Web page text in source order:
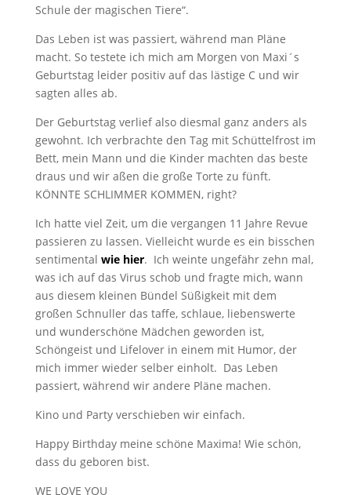
Schule der magischen Tiere“.
Das Leben ist was passiert, während man Pläne
macht. So testete ich mich am Morgen von Maxi´s
Geburtstag leider positiv auf das lästige C und wir
sagten alles ab.
Der Geburtstag verlief also diesmal ganz anders als
gewohnt. Ich verbrachte den Tag mit Schüttelfrost im
Bett, mein Mann und die Kinder machten das beste
draus und wir aßen die große Torte zu fünft.
KÖNNTE SCHLIMMER KOMMEN, right?
Ich hatte viel Zeit, um die vergangen 11 Jahre Revue
passieren zu lassen. Vielleicht wurde es ein bisschen
sentimental wie hier. Ich weinte ungefähr zehn mal,
was ich auf das Virus schob und fragte mich, wann
aus diesem kleinen Bündel Süßigkeit mit dem
großen Schnuller das taffe, schlaue, liebenswerte
und wunderschöne Mädchen geworden ist,
Schöngeist und Lifelover in einem mit Humor, der
mich immer wieder selber einholt. Das Leben
passiert, während wir andere Pläne machen.
Kino und Party verschieben wir einfach.
Happy Birthday meine schöne Maxima! Wie schön,
dass du geboren bist.
WE LOVE YOU